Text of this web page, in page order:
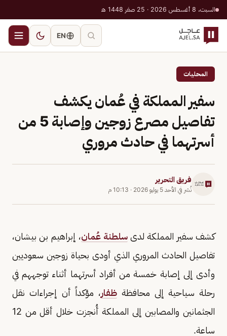
السبت، 8 أغسطس 2026 · 25 صفر 1448 هـ
EN
المحليات
سفير المملكة في عُمان يكشف
تفاصيل مصرع زوجين وإصابة 5 من
أسرتهما في حادث مروري
فريق التحرير
نُشر في الأحد 5 يوليو 2026 · 10:13 م
كشف سفير المملكة لدىسلطنة عُمان، إبراهيم بن بيشان،
تفاصيل الحادث المروري الذي أودى بحياة زوجين سعوديين
وأدى إلى إصابة خمسة من أفراد أسرتهما أثناء توجههم في
رحلة سياحية إلى محافظة ظفار، مؤكداً أن إجراءات نقل
الجثمانين والمصابين إلى المملكة أُنجزت خلال أقل من 12
ساعة.